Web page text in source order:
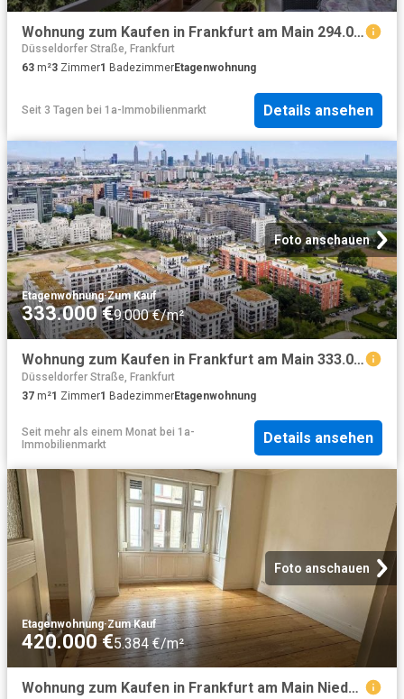
Wohnung zum Kaufen in Frankfurt am Main 294.000,00 EUR 63.5 m²
Düsseldorfer Straße, Frankfurt
63 m²3 Zimmer1 BadezimmerEtagenwohnung
Seit 3 Tagen bei 1a-Immobilienmarkt Details ansehen
Foto anschauen
Etagenwohnung·Zum Kauf
333.000 €9.000 €/m²
Wohnung zum Kaufen in Frankfurt am Main 333.000,00 EUR 37 m²
Düsseldorfer Straße, Frankfurt
37 m²1 Zimmer1 BadezimmerEtagenwohnung
Seit mehr als einem Monat bei 1a-
Immobilienmarkt
Details ansehen
Foto anschauen
Etagenwohnung·Zum Kauf
420.000 €5.384 €/m²
Wohnung zum Kaufen in Frankfurt am Main Niederrad 420.000,00 EUR 78 m²